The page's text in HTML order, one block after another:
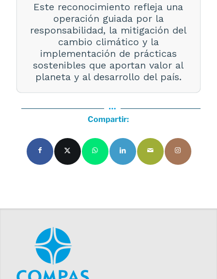
Este reconocimiento refleja una
operación guiada por la
responsabilidad, la mitigación del
cambio climático y la
implementación de prácticas
sostenibles que aportan valor al
planeta y al desarrollo del país.
Compartir: